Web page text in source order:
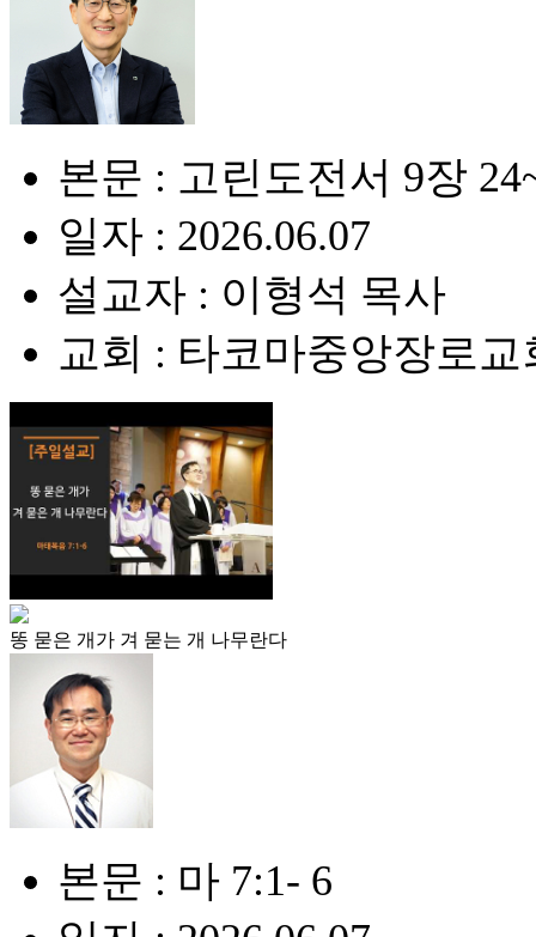
본문 : 고린도전서 9장
일자 : 2026.06.07
설교자 : 이형석 목사
교회 : 타코마중앙장로교
똥 묻은 개가 겨 묻는 개 나무란다
본문 : 마 7:1- 6